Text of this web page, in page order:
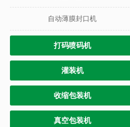
自动薄膜封口机
打码喷码机
灌装机
收缩包装机
真空包装机